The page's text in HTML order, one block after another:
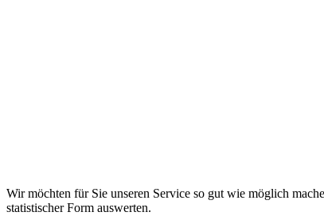
Wir möchten für Sie unseren Service so gut wie möglich
statistischer Form auswerten.